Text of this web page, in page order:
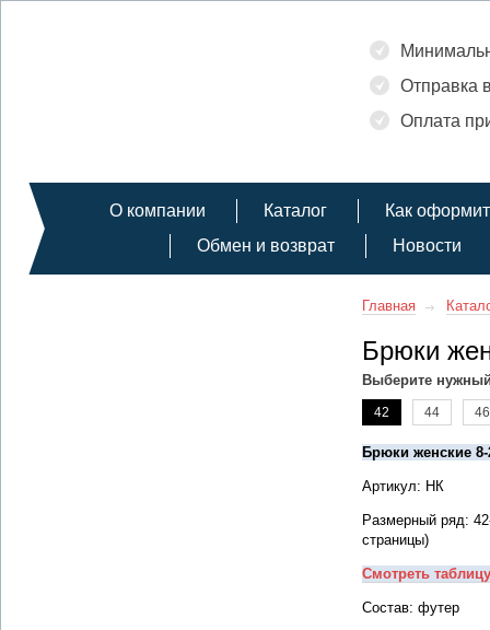
Отправка
Оплата
О компании Каталог
Как
Обмен и возврат
Новости
Главная
Брюки
Выберите
42 44 46
Брюки женские
Артикул: НК
Размерный ряд:
страницы)
Смотреть
Состав: футер